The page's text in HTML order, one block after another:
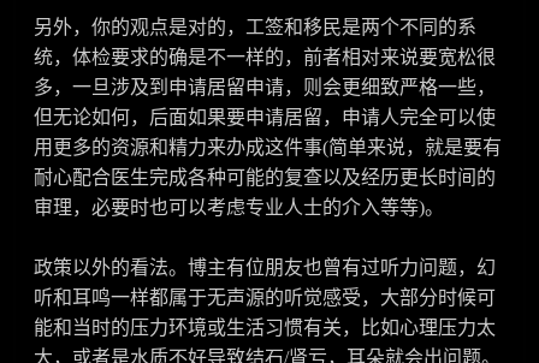
另外，你的观点是对的，工签和移民是两个不同的系
统，体检要求的确是不一样的，前者相对来说要宽松很
多，一旦涉及到申请居留申请，则会更细致严格一些，
但无论如何，后面如果要申请居留，申请人完全可以使
用更多的资源和精力来办成这件事(简单来说，就是要有
耐心配合医生完成各种可能的复查以及经历更长时间的
审理，必要时也可以考虑专业人士的介入等等)。
政策以外的看法。博主有位朋友也曾有过听力问题，幻
听和耳鸣一样都属于无声源的听觉感受，大部分时候可
能和当时的压力环境或生活习惯有关，比如心理压力太
大，或者是水质不好导致结石/肾亏，耳朵就会出问题。